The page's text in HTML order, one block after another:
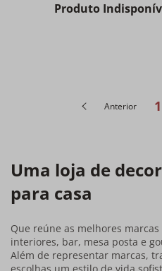
Produto
Anterior 1
Uma loja de
para casa
Que reúne as melhores
interiores, bar, mesa posta e
Além de representar marcas,